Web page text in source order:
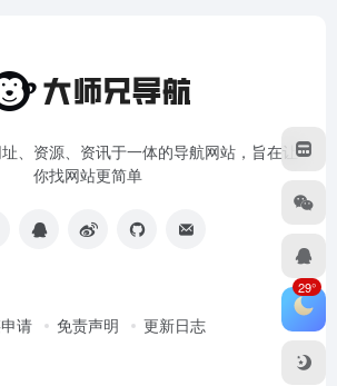
、资源、资讯于一体的导航网站，旨在让
你找网站更简单
请 免责声明 更新日志
29°